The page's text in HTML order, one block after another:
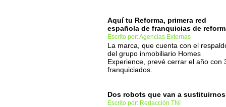
Aquí tu Reforma, primera red
española de franquicias de
Escrito por: Agencias Externas
La marca, que cuenta con el
del grupo inmobiliario Homes
Experience, prevé cerrar el año con
franquiciados.
Dos robots que van a sustituirnos
Escrito por: Redacción TNI